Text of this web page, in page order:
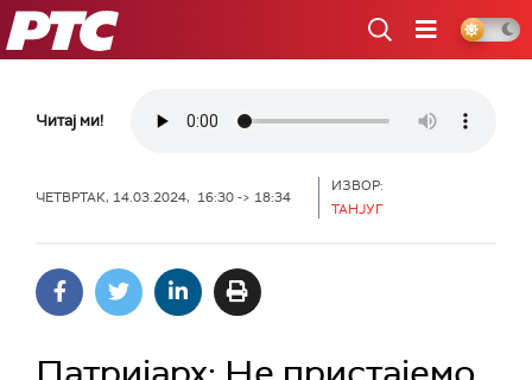
РТС
Читај ми!
ЧЕТВРТАК, 14.03.2024, 16:30 -> 18:34
ИЗВОР:
ТАНЈУГ